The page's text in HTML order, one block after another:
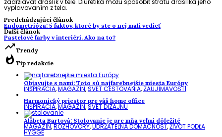
vyplavovaním z tela.
Predchádzajúci článok
Endometrióza: 5 faktov, ktoré by ste o nej mali vedieť
Ďalší článok
Pastelové farby v interiéri. Ako na to?
trending_upTrendy
whatshot Tip redakcie
Objavujte s nami: Toto sú najfarebnejšie miesta Európy
INŠPIRÁCIA,MAGAZÍN,SVET CESTOVANIA,ZAUJÍMAVOSTI
Harmonický priestor pre váš home office
INŠPIRÁCIA,MAGAZÍN,SVET DIZAJNU
Alžbeta Bartová: Stolovanie je pre mňa veľmi dôležité
MAGAZÍN,ROZHOVORY,UDRŽATEĽNÁ DOMÁCNOSŤ,ŽIVOT PODĽA
HYGGE